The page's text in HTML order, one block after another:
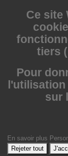
Ce site
tiers
Pour
l'utilisation
sur
En savoir plus
Rejeter tout